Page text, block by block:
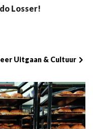
Losser!
Uitgaan & Cultuur